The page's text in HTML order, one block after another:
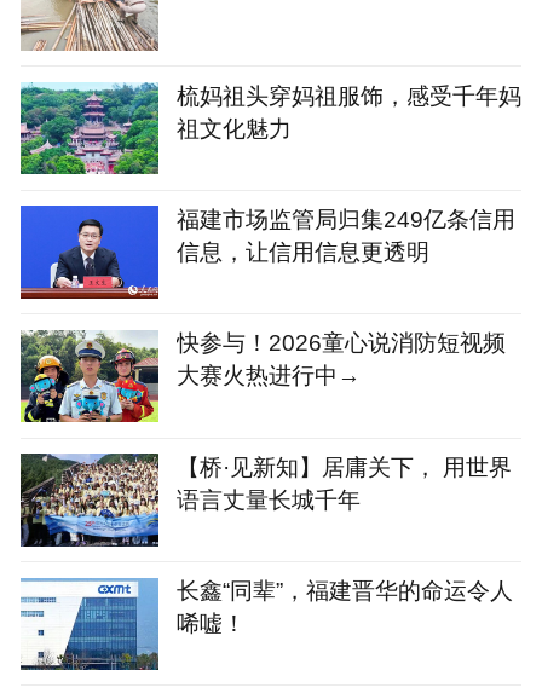
梳妈祖头穿妈祖服饰，感受千年妈
祖文化魅力
福建市场监管局归集249亿条信用
信息，让信用信息更透明
快参与！2026童心说消防短视频
大赛火热进行中→
【桥·见新知】居庸关下， 用世界
语言丈量长城千年
长鑫“同辈”，福建晋华的命运令人
唏嘘！